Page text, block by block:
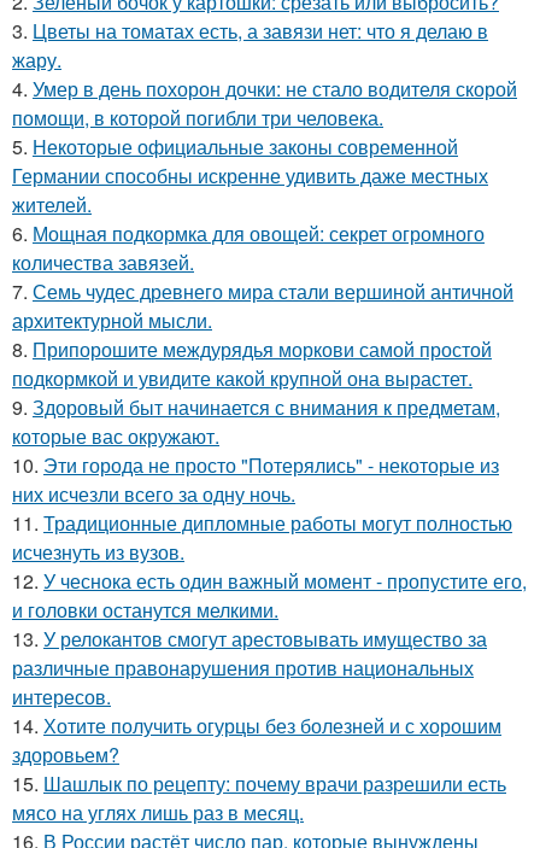
3. Цветы на томатах есть, а завязи нет: что я делаю в
жару.
4. Умер в день похорон дочки: не стало водителя скорой
помощи, в которой погибли три человека.
5. Некоторые официальные законы современной
Германии способны искренне удивить даже местных
жителей.
6. Мощная подкормка для овощей: секрет огромного
количества завязей.
7. Семь чудес древнего мира стали вершиной античной
архитектурной мысли.
8. Припорошите междурядья моркови самой простой
подкормкой и увидите какой крупной она вырастет.
9. Здоровый быт начинается с внимания к предметам,
которые вас окружают.
10. Эти города не просто "Потерялись" - некоторые из
них исчезли всего за одну ночь.
11. Традиционные дипломные работы могут полностью
исчезнуть из вузов.
12. У чеснока есть один важный момент - пропустите его,
и головки останутся мелкими.
13. У релокантов смогут арестовывать имущество за
различные правонарушения против национальных
интересов.
14. Хотите получить огурцы без болезней и с хорошим
здоровьем?
15. Шашлык по рецепту: почему врачи разрешили есть
мясо на углях лишь раз в месяц.
16. В России растёт число пар, которые вынуждены